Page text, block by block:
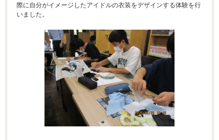
際に自分がイメージしたアイドルの衣装をデザインする体験を行
いました。